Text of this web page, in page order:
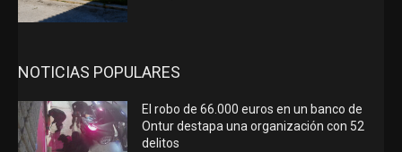
NOTICIAS POPULARES
El robo de 66.000 euros en un banco de
Ontur destapa una organización con 52
delitos